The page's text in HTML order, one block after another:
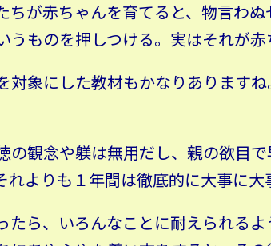
ちが赤ちゃんを育てると、物言わ
うものを押しつける。実はそれが
対象にした教材もかなりありますね
の観念や躾は無用だし、親の欲目
れよりも１年間は徹底的に大事に大
たら、いろんなことに耐えられる